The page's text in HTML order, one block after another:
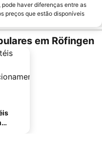
haver diferenças entre as
preços que estão disponíveis
em Röfingen